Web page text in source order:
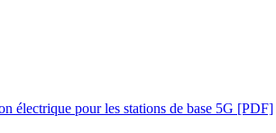
électrique pour les stations de base 5G [PDF]